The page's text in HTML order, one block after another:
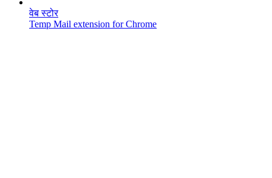
वेब स्टोर
Temp Mail extension for Chrome